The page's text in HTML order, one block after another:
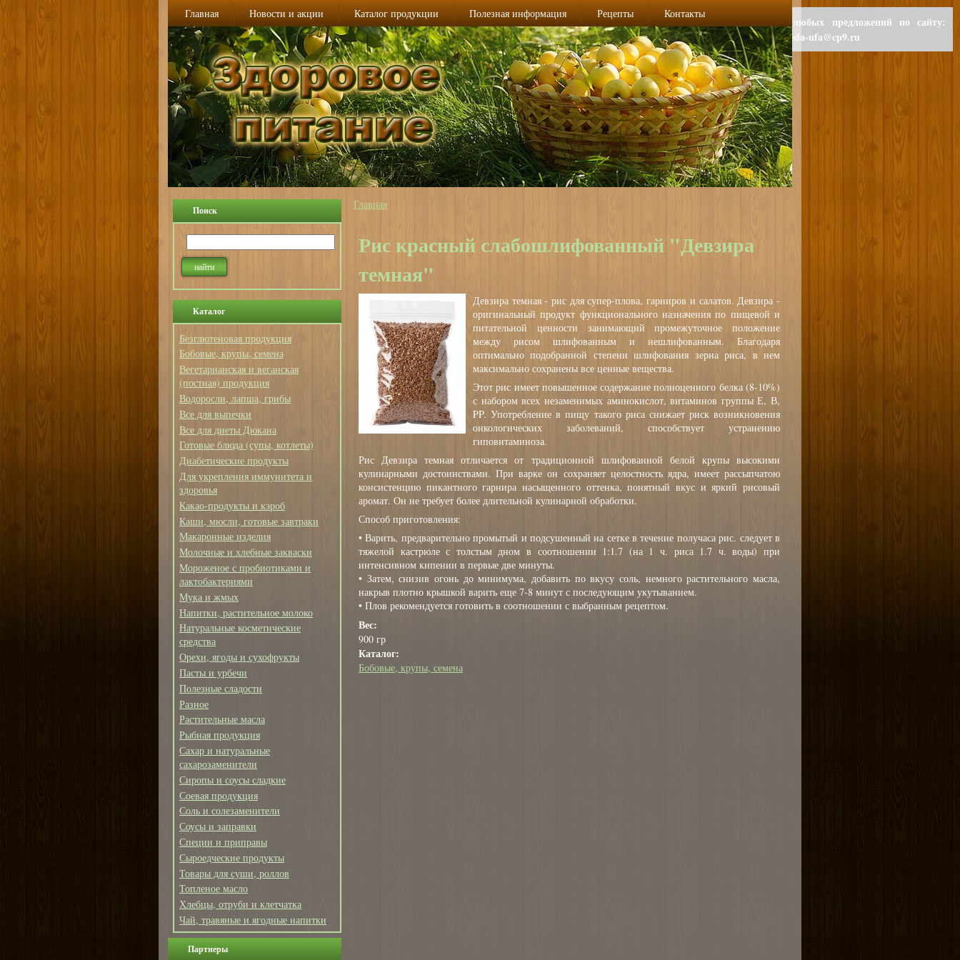
Главная Новости и акции Каталог продукции Полезная информация Рецепты Контакты
Поиск
Каталог
Безглютеновая продукция
Бобовые, крупы, семена
Вегетарианская и веганская
(постная) продукция
Водоросли, лапша, грибы
Все для выпечки
Все для диеты Дюкана
Готовые блюда (супы, котлеты)
Диабетические продукты
Для укрепления иммунитета и
здоровья
Какао-продукты и кэроб
Каши, мюсли, готовые завтраки
Макаронные изделия
Молочные и хлебные закваски
Мороженое с пробиотиками и
лактобактериями
Мука и жмых
Напитки, растительное молоко
Натуральные косметические
средства
Орехи, ягоды и сухофрукты
Пасты и урбечи
Полезные сладости
Разное
Растительные масла
Рыбная продукция
Сахар и натуральные
сахарозаменители
Сиропы и соусы сладкие
Соевая продукция
Соль и солезаменители
Соусы и заправки
Специи и приправы
Сыроедческие продукты
Товары для суши, роллов
Топленое масло
Хлебцы, отруби и клетчатка
Чай, травяные и ягодные напитки
Партнеры
Вы здесь
Главная
Рис красный слабошлифованный "Девзира
темная"
Девзира темная - рис для супер-плова, гарниров и салатов. Девзира -
оригинальный продукт функционального назначения по пищевой и
питательной ценности занимающий промежуточное положение
между рисом шлифованным и нешлифованным. Благодаря
оптимально подобранной степени шлифования зерна риса, в нем
максимально сохранены все ценные вещества.
Этот рис имеет повышенное содержание полноценного белка (8-10%)
с набором всех незаменимых аминокислот, витаминов группы Е, В,
PP. Употребление в пищу такого риса снижает риск возникновения
онкологических заболеваний, способствует устранению
гиповитаминоза.
Рис Девзира темная отличается от традиционной шлифованной белой крупы высокими
кулинарными достоинствами. При варке он сохраняет целостность ядра, имеет рассыпчатою
консистенцию пикантного гарнира насыщенного оттенка, понятный вкус и яркий рисовый
аромат. Он не требует более длительной кулинарной обработки.
Способ приготовления:
• Варить, предварительно промытый и подсушенный на сетке в течение получаса рис. следует в
тяжелой кастрюле с толстым дном в соотношении 1:1.7 (на 1 ч. риса 1.7 ч. воды) при
интенсивном кипении в первые две минуты.
• Затем, снизив огонь до минимума, добавить по вкусу соль, немного растительного масла,
накрыв плотно крышкой варить еще 7-8 минут с последующим укутыванием.
• Плов рекомендуется готовить в соотношении с выбранным рецептом.
Вес:
900 гр
Каталог:
Бобовые, крупы, семена
Для любых предложений по сайту:
polzaeda-ufa@cp9.ru